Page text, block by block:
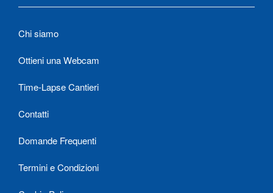
Chi siamo
Ottieni una Webcam
Time-Lapse Cantieri
Contatti
Domande Frequenti
Termini e Condizioni